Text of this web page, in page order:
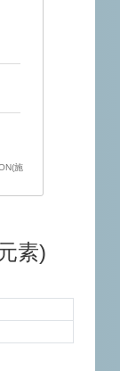
施
素)